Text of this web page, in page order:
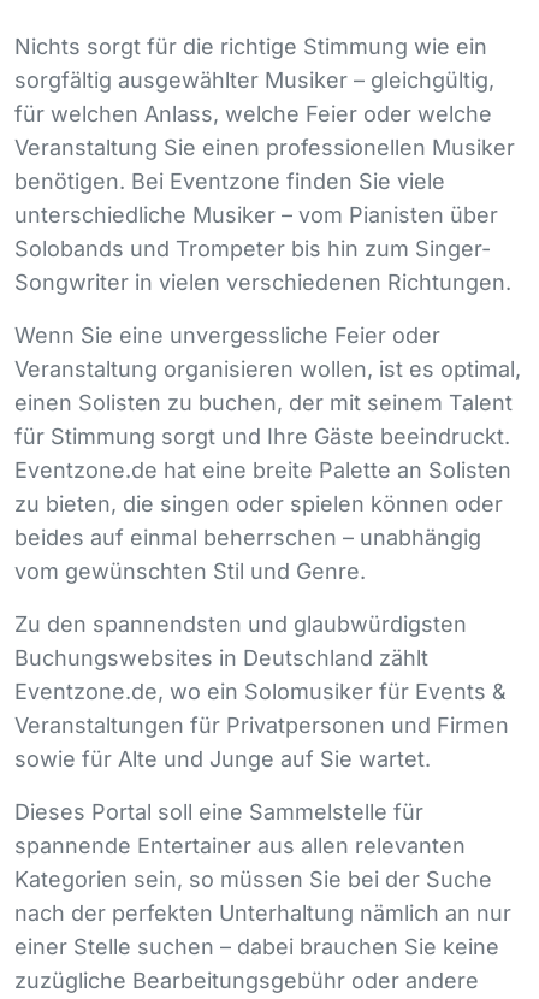
Nichts sorgt für die richtige Stimmung wie ein
sorgfältig ausgewählter Musiker – gleichgültig,
für welchen Anlass, welche Feier oder welche
Veranstaltung Sie einen professionellen Musiker
benötigen. Bei Eventzone finden Sie viele
unterschiedliche Musiker – vom Pianisten über
Solobands und Trompeter bis hin zum Singer-
Songwriter in vielen verschiedenen Richtungen.
Wenn Sie eine unvergessliche Feier oder
Veranstaltung organisieren wollen, ist es optimal,
einen Solisten zu buchen, der mit seinem Talent
für Stimmung sorgt und Ihre Gäste beeindruckt.
Eventzone.de hat eine breite Palette an Solisten
zu bieten, die singen oder spielen können oder
beides auf einmal beherrschen – unabhängig
vom gewünschten Stil und Genre.
Zu den spannendsten und glaubwürdigsten
Buchungswebsites in Deutschland zählt
Eventzone.de, wo ein Solomusiker für Events &
Veranstaltungen für Privatpersonen und Firmen
sowie für Alte und Junge auf Sie wartet.
Dieses Portal soll eine Sammelstelle für
spannende Entertainer aus allen relevanten
Kategorien sein, so müssen Sie bei der Suche
nach der perfekten Unterhaltung nämlich an nur
einer Stelle suchen – dabei brauchen Sie keine
zuzügliche Bearbeitungsgebühr oder andere